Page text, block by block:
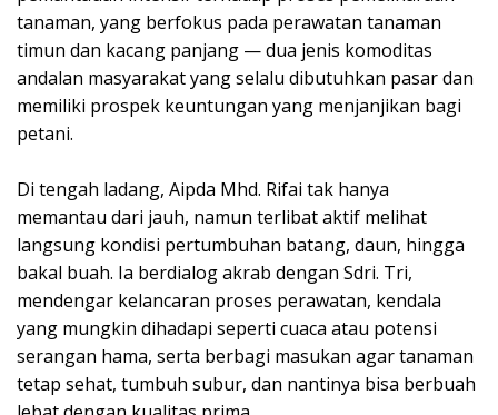
tanaman, yang berfokus pada perawatan tanaman
timun dan kacang panjang — dua jenis komoditas
andalan masyarakat yang selalu dibutuhkan pasar dan
memiliki prospek keuntungan yang menjanjikan bagi
petani.
Di tengah ladang, Aipda Mhd. Rifai tak hanya
memantau dari jauh, namun terlibat aktif melihat
langsung kondisi pertumbuhan batang, daun, hingga
bakal buah. Ia berdialog akrab dengan Sdri. Tri,
mendengar kelancaran proses perawatan, kendala
yang mungkin dihadapi seperti cuaca atau potensi
serangan hama, serta berbagi masukan agar tanaman
tetap sehat, tumbuh subur, dan nantinya bisa berbuah